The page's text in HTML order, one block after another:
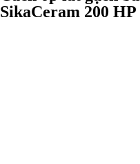
SikaCeram 200 HP